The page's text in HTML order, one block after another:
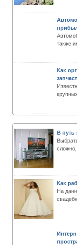
также
Как
В путь
Как
На